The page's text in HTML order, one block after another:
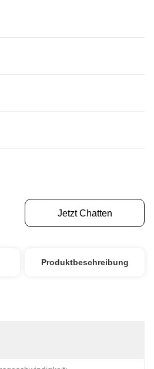
Jetzt Chatten
Produktbeschreibung